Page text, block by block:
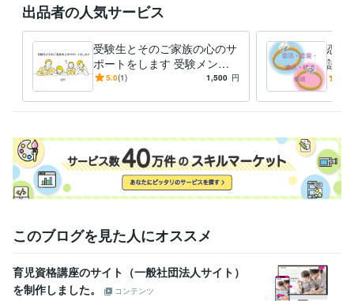
出品者の人気サービス
受験生とそのご家族の心のサ
ポートをします 受験メンタ
ルトレーナーがあなたのお悩
5.0(1) 1,500 円
恋活
談乗
ンタ
このブログを見た人にオススメ
育児資格講座のサイト（一般社団法人サイト）
を制作しました。
コンテンツ